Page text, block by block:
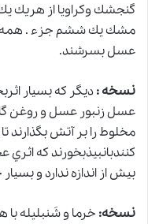
گنجشك وكراويا از
مشك يك ششم جزء . همه را
عسل بسرشند.
نسخه :ديگر كه بسيار
عسل زنبور عسلوروغن
مخلوط را بر آتش
كنندبانبيذبخورند كه
بيش از اندازه ندارد و
نسخه: خرما و شَنبلیله با